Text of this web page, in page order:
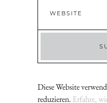
Diese Website
reduzieren. Erfahre,